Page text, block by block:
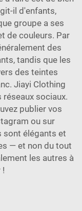
il d'enfants,
groupe a ses
de couleurs. Par
des
tandis que les
des teintes
Jiayi Clothing
sociaux.
publier vos
ou sur
sont élégants et
— et non du tout
les autres à
!